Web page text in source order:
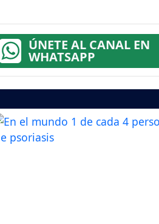
ÚNETE AL CANAL EN
WHATSAPP